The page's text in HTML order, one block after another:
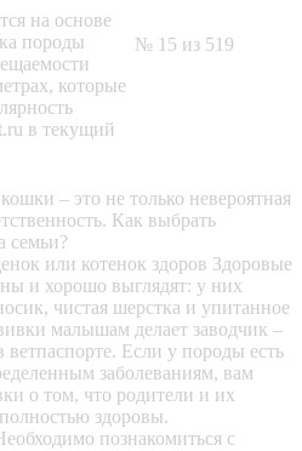
на основе
породы
которые
в текущий
№ 15 из 519
– это не только невероятная
Как выбрать
семьи?
или котенок здоров Здоровые
и хорошо выглядят: у них
чистая шерстка и упитанное
малышам делает заводчик –
Если у породы есть
заболеваниям, вам
о том, что родители и их
здоровы.
познакомиться с